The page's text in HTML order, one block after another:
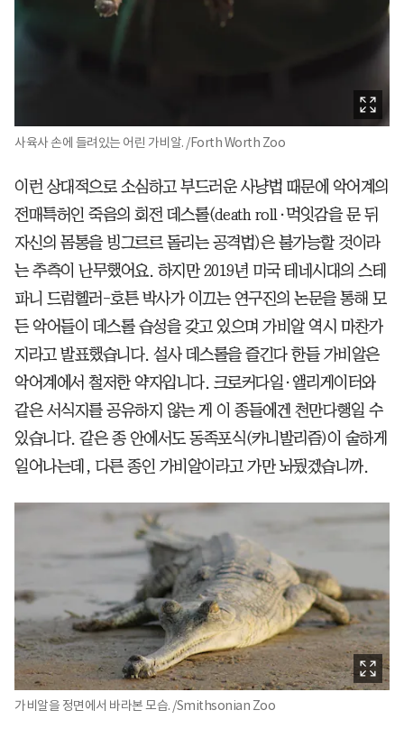
사육사 손에 들려있는 어린 가비알. /Forth Worth Zoo
이런 상대적으로 소심하고 부드러운 사냥법 때문에 악어계의
전매특허인 죽음의 회전 데스롤(death roll·먹잇감을 문 뒤
자신의 몸통을 빙그르르 돌리는 공격법)은 불가능할 것이라
는 추측이 난무했어요. 하지만 2019년 미국 테네시대의 스테
파니 드럼헬러-호튼 박사가 이끄는 연구진의 논문을 통해 모
든 악어들이 데스롤 습성을 갖고 있으며 가비알 역시 마찬가
지라고 발표했습니다. 설사 데스롤을 즐긴다 한들 가비알은
악어계에서 철저한 약자입니다. 크로커다일·앨리게이터와
같은 서식지를 공유하지 않는 게 이 종들에겐 천만다행일 수
있습니다. 같은 종 안에서도 동족포식(카니발리즘)이 숱하게
일어나는데, 다른 종인 가비알이라고 가만 놔뒀겠습니까.
가비알을 정면에서 바라본 모습. /Smithsonian Zoo